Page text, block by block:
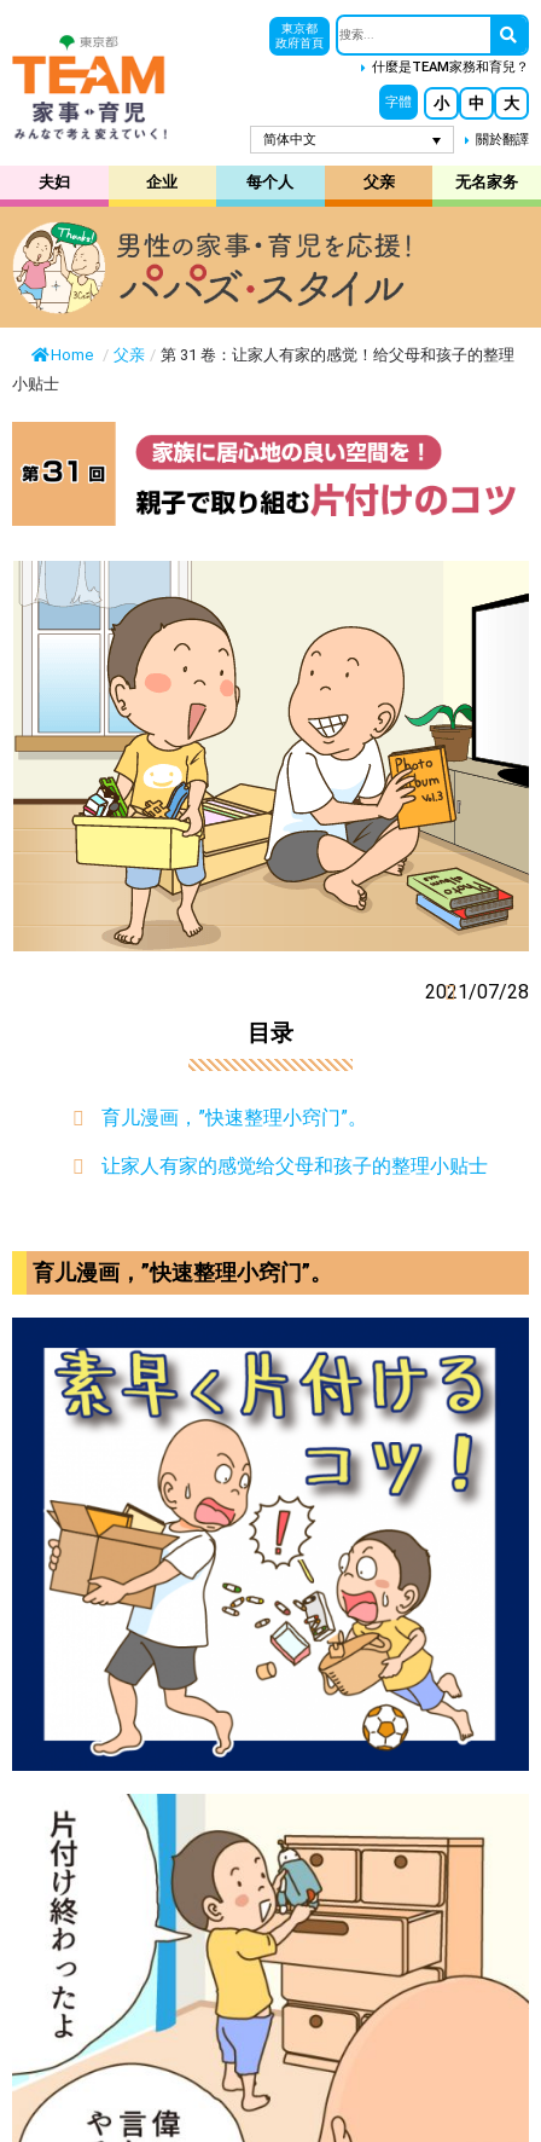
東京都
政府首頁
什麼是TEAM家務和育兒？
字體 小 中 大
简体中文 關於翻譯
夫妇 企业 每个人 父亲 无名家务
Home / 父亲 / 第 31 卷：让家人有家的感觉！给父母和孩子的整理
小贴士
2021/07/28
目录
育儿漫画，”快速整理小窍门”。
让家人有家的感觉给父母和孩子的整理小贴士
育儿漫画，”快速整理小窍门”。